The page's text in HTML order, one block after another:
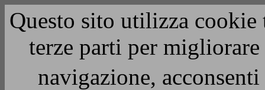
Questo sito utilizza
terze parti per
navigazione,